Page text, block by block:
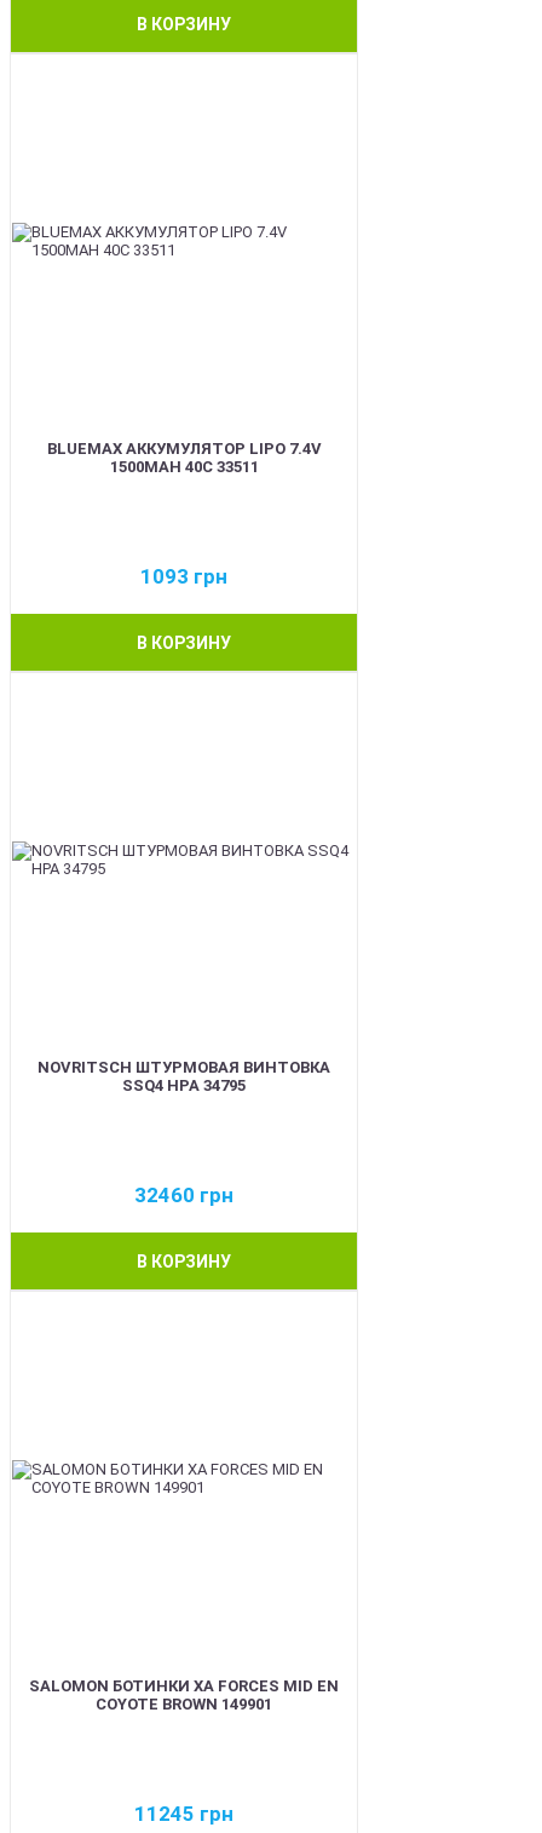
В КОРЗИНУ
BLUEMAX АККУМУЛЯТОР LIPO 7.4V
1500MAH 40C 33511
1093 грн
В КОРЗИНУ
NOVRITSCH ШТУРМОВАЯ ВИНТОВКА
SSQ4 HPA 34795
32460 грн
В КОРЗИНУ
SALOMON БОТИНКИ XA FORCES MID EN
COYOTE BROWN 149901
11245 грн